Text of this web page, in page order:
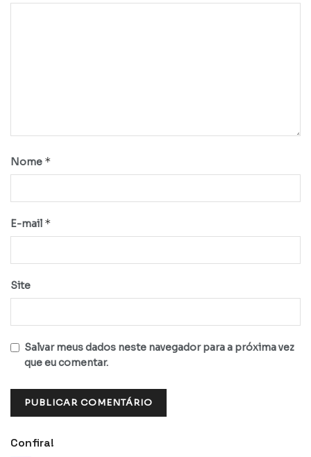
Nome *
E-mail *
Site
Salvar meus dados neste navegador para a próxima vez
que eu comentar.
Confira!